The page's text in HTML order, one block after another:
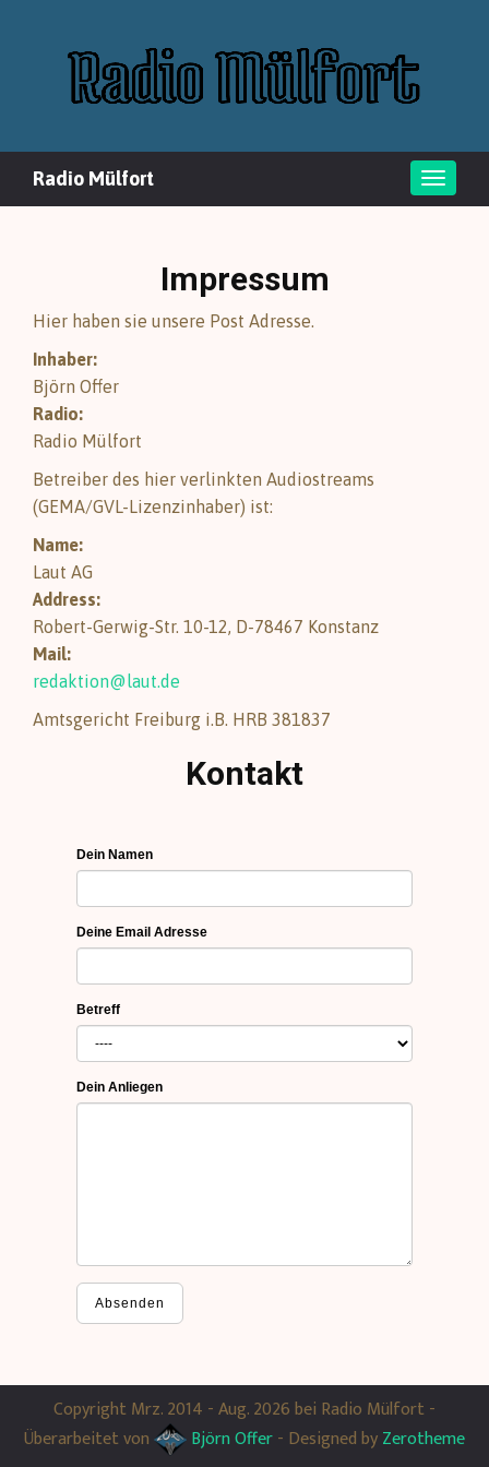
Toggle
Radio Mülfort
Impressum
Hier haben sie unsere Post Adresse.
Inhaber:
Björn Offer
Radio:
Radio Mülfort
Betreiber des hier verlinkten Audiostreams
(GEMA/GVL-Lizenzinhaber) ist:
Name:
Laut AG
Address:
Robert-Gerwig-Str. 10-12, D-78467 Konstanz
Mail:
redaktion@laut.de
Amtsgericht Freiburg i.B. HRB 381837
Kontakt
Dein Namen
Deine Email Adresse
Betreff
Dein Anliegen
Absenden
Copyright Mrz. 2014 - Aug. 2026 bei Radio Mülfort -
Überarbeitet von
Björn Offer- Designed byZerotheme